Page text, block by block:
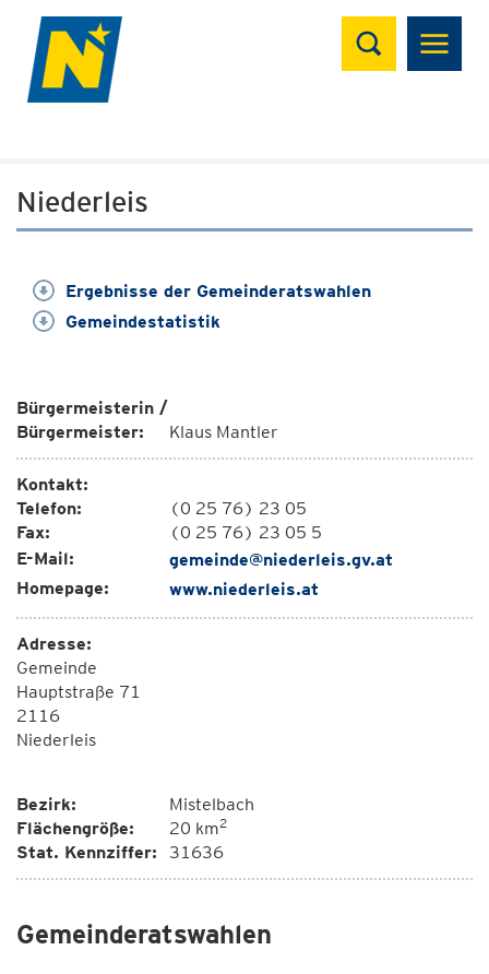
Suchen
Niederleis
Ergebnisse der Gemeinderatswahlen
Gemeindestatistik
Bürgermeisterin /
Bürgermeister:
Klaus Mantler
Kontakt:
Telefon:
(0 25 76) 23 05
Fax:
(0 25 76) 23 05 5
E-Mail:
gemeinde@niederleis.gv.at
Homepage:
www.niederleis.at
Adresse:
Gemeinde
Hauptstraße 71
2116
Niederleis
Bezirk:
Mistelbach
Flächengröße:
20 km2
Stat. Kennziffer: 31636
Gemeinderatswahlen